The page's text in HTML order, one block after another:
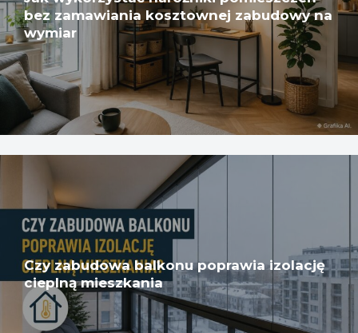
bez zamawiania kosztownej zabudowy na
wymiar
Czy zabudowa balkonu poprawia izolację
cieplną mieszkania